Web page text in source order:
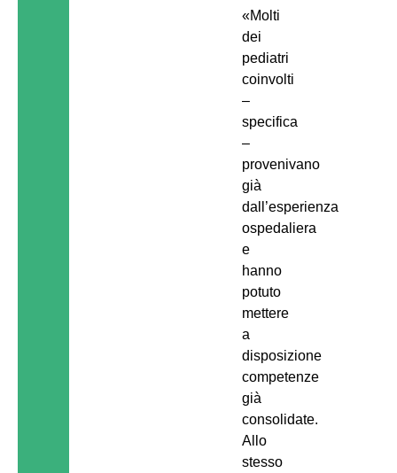
«Molti
dei
pediatri
coinvolti
–
specifica
–
provenivano
già
dall’esperienza
ospedaliera
e
hanno
potuto
mettere
a
disposizione
competenze
già
consolidate.
Allo
stesso